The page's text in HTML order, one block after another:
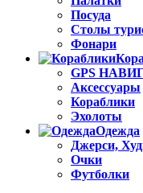
Посуда
Столы
Фонари
GPS
Аксессуары
Кораблики
Эхолоты
Одежда
Джерси,
Очки
Футболки